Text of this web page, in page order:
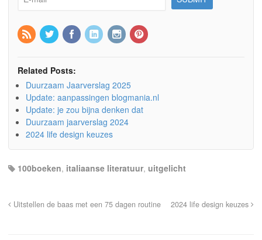
Related Posts:
Duurzaam Jaarverslag 2025
Update: aanpassingen blogmania.nl
Update: je zou bijna denken dat
Duurzaam jaarverslag 2024
2024 life design keuzes
100boeken, italiaanse literatuur, uitgelicht
Uitstellen de baas met een 75 dagen routine 2024 life design keuzes